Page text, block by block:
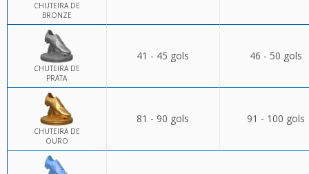
CHUTEIRA DE
BRONZE
CHUTEIRA DE
PRATA
41 - 45 gols 46 - 50 gols
CHUTEIRA DE
OURO
81 - 90 gols 91 - 100 gols